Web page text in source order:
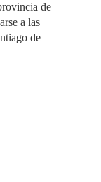
de
a las
de